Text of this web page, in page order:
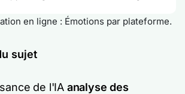
en ligne : Émotions par plateforme.
sujet
de l'IA analyse des